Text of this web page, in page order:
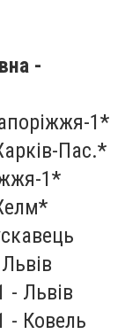
-
1*
Пас.*
1*
- Львів
- Ковель